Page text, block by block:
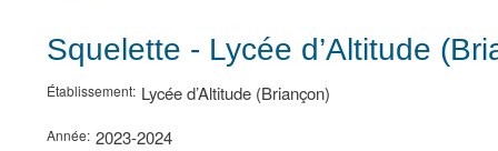
d'Ariane
Squelette - Lycée d’Altitude
Établissement Lycée d’Altitude (Briançon)
Année 2023-2024